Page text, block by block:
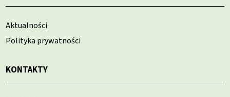
Aktualności
Polityka prywatności
KONTAKTY